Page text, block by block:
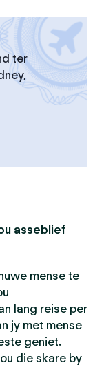
ter
asseblief
mense te
lang reise per
jy met mense
geniet.
die skare by